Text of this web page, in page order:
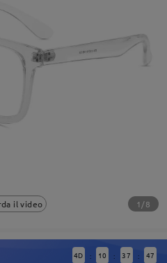
il video 1/8
4D : 10 : 37 : 46